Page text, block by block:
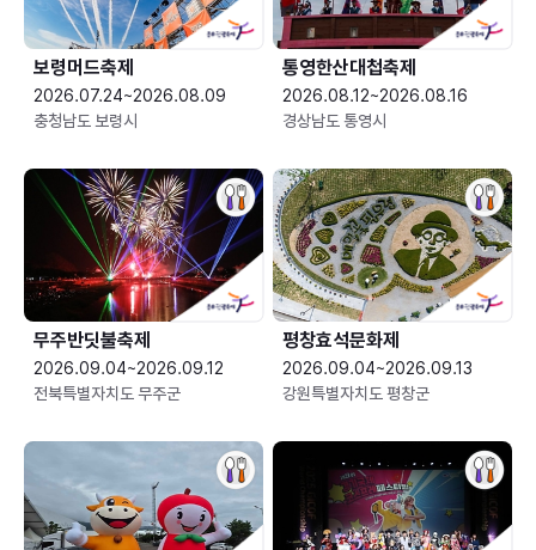
보령머드축제
2026.07.24~2026.08.09
충청남도 보령시
통영한산대첩축제
2026.08.12~2026.08.16
경상남도 통영시
무주반딧불축제
2026.09.04~2026.09.12
전북특별자치도 무주군
평창효석문화제
2026.09.04~2026.09.13
강원특별자치도 평창군